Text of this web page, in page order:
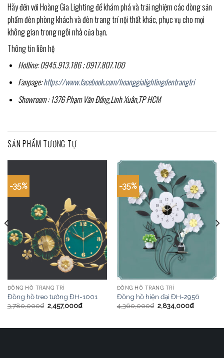
Hãy đến với Hoàng Gia Lighting để khám phá và trải nghiệm các dòng sản
phẩm đèn phòng khách và đèn trang trí nội thất khác, phục vụ cho mọi
không gian trong ngôi nhà của bạn.
Thông tin liên hệ
Hotline: 0945.913.186 ; 0917.807.100
Fanpage:https://www.facebook.com/hoanggialightingdentrangtri
Showroom : 1376 Phạm Văn Đồng,Linh Xuân,TP HCM
SẢN PHẨM TƯƠNG TỰ
-35%
ĐỒNG HỒ TRANG TRÍ
Đồng hồ treo tường ĐH-1001
3,780,000₫ 2,457,000₫
-35%
ĐỒNG HỒ TRANG TRÍ
Đồng hồ hiện đại ĐH-2956
4,360,000₫ 2,834,000₫